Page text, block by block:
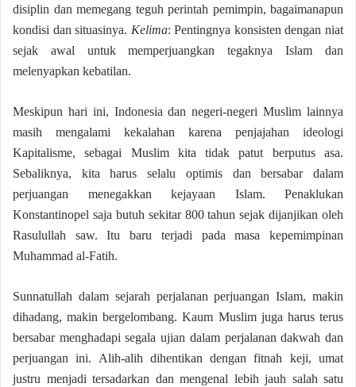
disiplin dan memegang teguh perintah pemimpin, bagaimanapun
kondisi dan situasinya. Kelima: Pentingnya konsisten dengan niat
sejak awal untuk memperjuangkan tegaknya Islam dan
melenyapkan kebatilan.
Meskipun hari ini, Indonesia dan negeri-negeri Muslim lainnya
masih mengalami kekalahan karena penjajahan ideologi
Kapitalisme, sebagai Muslim kita tidak patut berputus asa.
Sebaliknya, kita harus selalu optimis dan bersabar dalam
perjuangan menegakkan kejayaan Islam. Penaklukan
Konstantinopel saja butuh sekitar 800 tahun sejak dijanjikan oleh
Rasulullah saw. Itu baru terjadi pada masa kepemimpinan
Muhammad al-Fatih.
Sunnatullah dalam sejarah perjalanan perjuangan Islam, makin
dihadang, makin bergelombang. Kaum Muslim juga harus terus
bersabar menghadapi segala ujian dalam perjalanan dakwah dan
perjuangan ini. Alih-alih dihentikan dengan fitnah keji, umat
justru menjadi tersadarkan dan mengenal lebih jauh salah satu